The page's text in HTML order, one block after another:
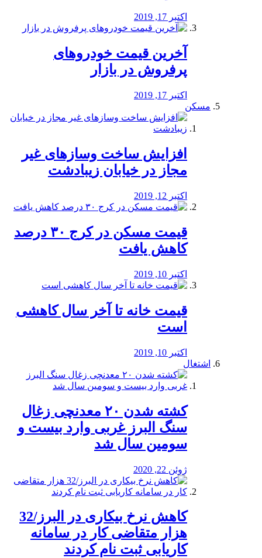
اکتبر 17, 2019
آخرین قیمت خودرو‌های
پرفروش در بازار
اکتبر 17, 2019
مسکن
افزایش ساخت وسازهای غیر
مجاز در خیابان زیبادشت
اکتبر 12, 2019
️قیمت مسکن در کرج ۳۰ درصد
کاهش یافت
اکتبر 10, 2019
قیمت خانه تا آخر سال کاهشی
است
اکتبر 10, 2019
اشتغال
کشته شدن ۲۰ معدنچی زغال
سنگ البرز غربی وارد بیست و
سومین سال شد
ژوئن 22, 2020
کاهش نرخ بیکاری در البرز/32
هزار متقاضی کار در سامانه
کاریابی ثبت نام کردند